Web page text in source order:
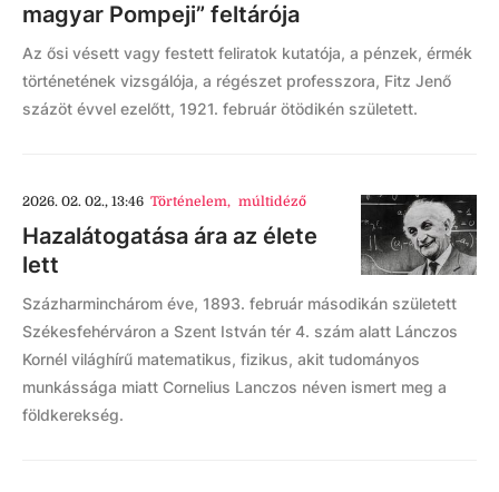
magyar Pompeji” feltárója
Az ősi vésett vagy festett feliratok kutatója, a pénzek, érmék
történetének vizsgálója, a régészet professzora, Fitz Jenő
százöt évvel ezelőtt, 1921. február ötödikén született.
2026. 02. 02., 13:46 Történelem, múltidéző
Hazalátogatása ára az élete
lett
Százharminchárom éve, 1893. február másodikán született
Székesfehérváron a Szent István tér 4. szám alatt Lánczos
Kornél világhírű matematikus, fizikus, akit tudományos
munkássága miatt Cornelius Lanczos néven ismert meg a
földkerekség.